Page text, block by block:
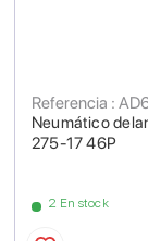
Neumático
275-17 46P
Referencia :
2 En stock